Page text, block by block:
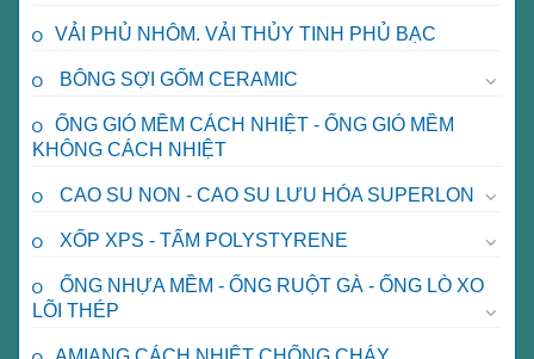
VẢI PHỦ NHÔM. VẢI THỦY TINH PHỦ BẠC
BÔNG SỢI GỐM CERAMIC
ỐNG GIÓ MỀM CÁCH NHIỆT - ỐNG GIÓ MỀM
KHÔNG CÁCH NHIỆT
CAO SU NON - CAO SU LƯU HÓA SUPERLON
XỐP XPS - TẤM POLYSTYRENE
ỐNG NHỰA MỀM - ỐNG RUỘT GÀ - ỐNG LÒ XO
LÕI THÉP